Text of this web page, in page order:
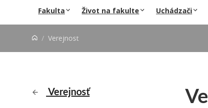
Fakulta Život na fakulte Uchádzači
Verejnosť
Verejnosť